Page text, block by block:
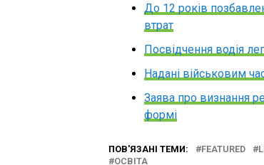
До 12 років
втрат
Посвідчення водія
Надані військовим
Заява про визнання
формі
ПОВ'ЯЗАНІ ТЕМИ: FEATURED
ОСВІТА